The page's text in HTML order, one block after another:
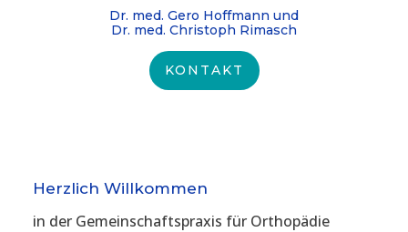
Dr. med. Gero Hoffmann und
Dr. med. Christoph Rimasch
KONTAKT
Herzlich Willkommen
in der Gemeinschaftspraxis für Orthopädie